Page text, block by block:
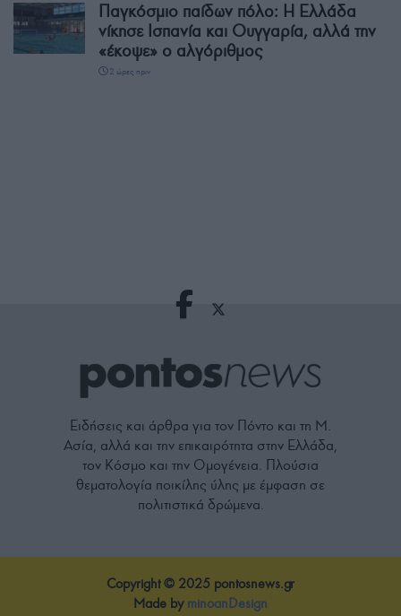
Παγκόσμιο παίδων πόλο: Η Ελλάδα
νίκησε Ισπανία και Ουγγαρία, αλλά την
«έκοψε» ο αλγόριθμος
2 ώρες πριν
Ειδήσεις και άρθρα για τον Πόντο και τη Μ.
Ασία, αλλά και την επικαιρότητα στην Ελλάδα,
τον Κόσμο και την Ομογένεια. Πλούσια
θεματολογία ποικίλης ύλης με έμφαση σε
πολιτιστικά δρώμενα.
Copyright © 2025 pontosnews.gr
Made by minoanDesign